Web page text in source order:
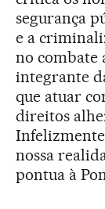
segurança
e a
no combate
integrante
que atuar
direitos
Infelizmente
nossa
pontua à